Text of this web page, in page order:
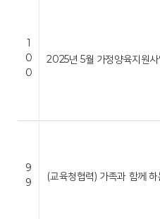
1
0
0
2025년 5월 가정양육지원
9
9
(교육청협력) 가족과 함께